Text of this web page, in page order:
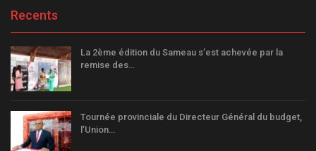
Recents
La 2ème édition du Sameau s’est achevée par la
remise des…
Tournée provinciale du Directeur Général du budget,
l’Union…